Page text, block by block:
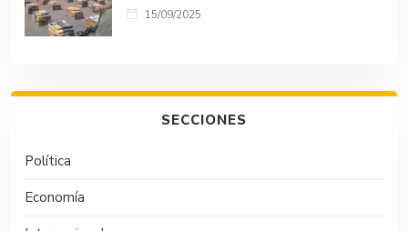
15/09/2025
SECCIONES
Política
Economía